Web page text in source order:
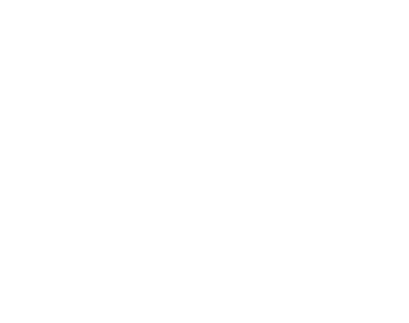
させていただ
了承ください。
き作成されるも
をご了承くださ
です。
です。
1000ppm以下、
下、フタル酸ジブチ
) : 1000ppm、
貨物等」とい
要な手段を講じ